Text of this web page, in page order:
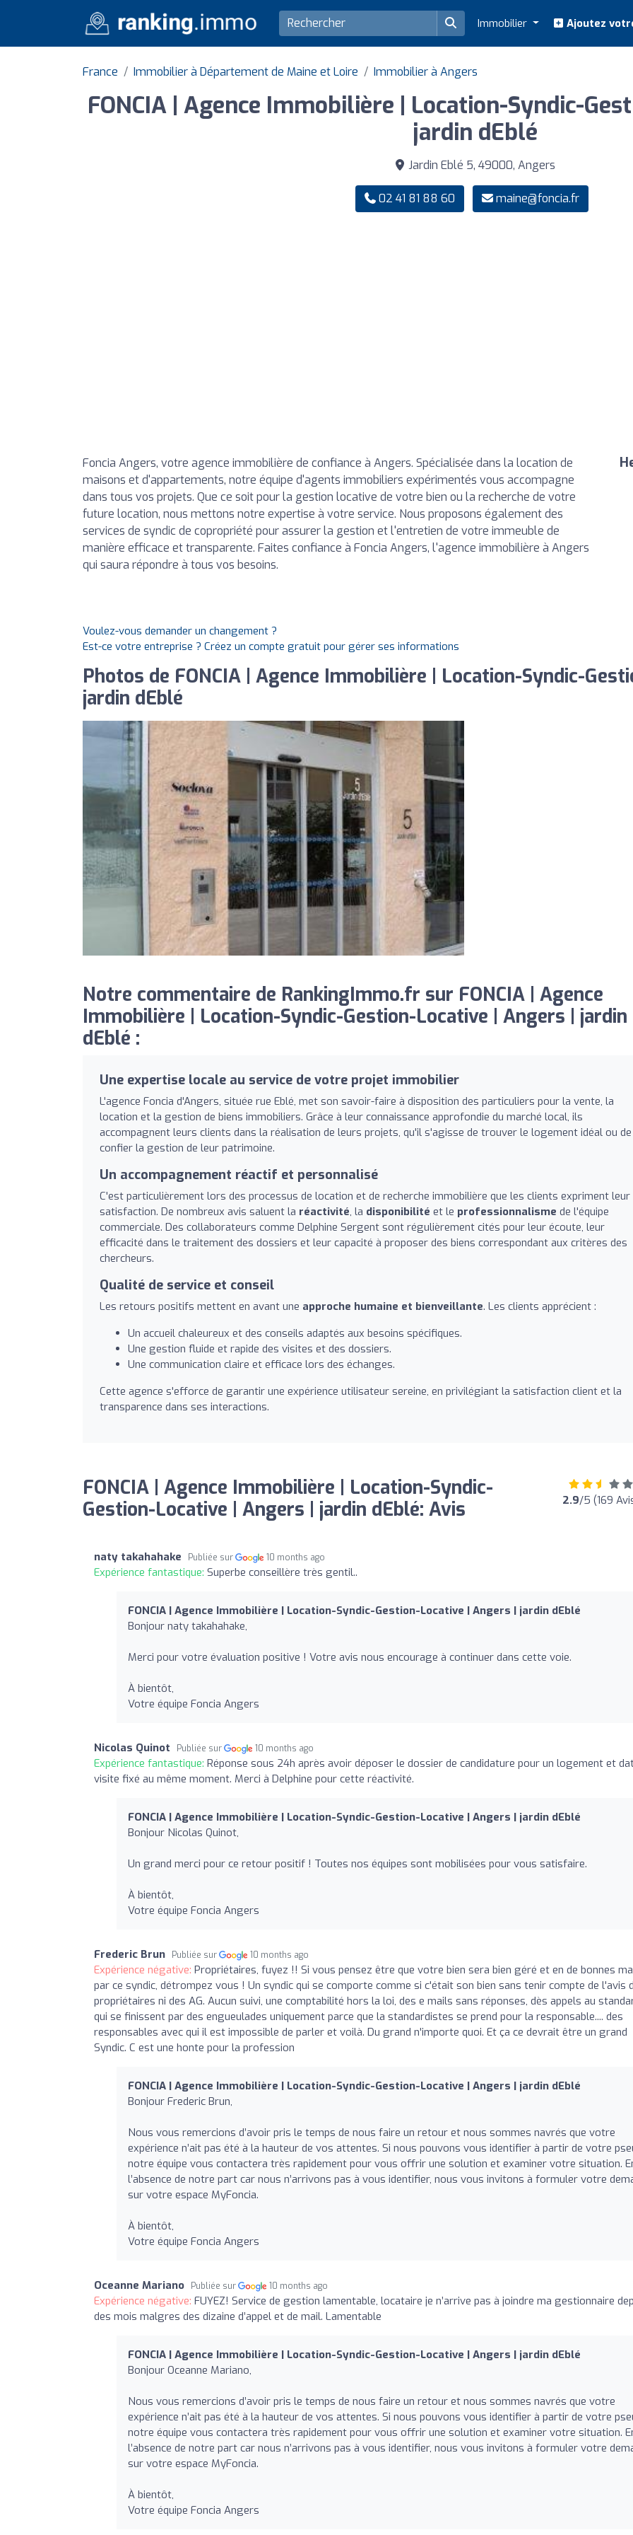
Immobilier Ajoutez
France Immobilier à Département de Maine et Loire Immobilier à Angers
FONCIA | Agence Immobilière | Location-Syndic-
jardin dEblé
Jardin Eblé 5, 49000, Angers
02 41 81 88 60 maine@foncia.fr
Foncia Angers, votre agence immobilière de confiance à Angers. Spécialisée dans la location de
maisons et d'appartements, notre équipe d'agents immobiliers expérimentés vous accompagne
dans tous vos projets. Que ce soit pour la gestion locative de votre bien ou la recherche de votre
future location, nous mettons notre expertise à votre service. Nous proposons également des
services de syndic de copropriété pour assurer la gestion et l'entretien de votre immeuble de
manière efficace et transparente. Faites confiance à Foncia Angers, l'agence immobilière à Angers
qui saura répondre à tous vos besoins.
Voulez-vous demander un changement ?
Est-ce votre entreprise ? Créez un compte gratuit pour gérer ses informations
Photos de FONCIA | Agence Immobilière | Location-Syndic-
jardin dEblé
Notre commentaire de RankingImmo.fr sur FONCIA | Agence
Immobilière | Location-Syndic-Gestion-Locative | Angers | jardin
dEblé :
Une expertise locale au service de votre projet immobilier
L'agence Foncia d'Angers, située rue Eblé, met son savoir-faire à disposition des particuliers pour la vente, la
location et la gestion de biens immobiliers. Grâce à leur connaissance approfondie du marché local, ils
accompagnent leurs clients dans la réalisation de leurs projets, qu'il s'agisse de trouver le logement idéal ou de
confier la gestion de leur patrimoine.
Un accompagnement réactif et personnalisé
C'est particulièrement lors des processus de location et de recherche immobilière que les clients expriment leur
satisfaction. De nombreux avis saluent la réactivité, la disponibilité et le professionnalisme de l'équipe
commerciale. Des collaborateurs comme Delphine Sergent sont régulièrement cités pour leur écoute, leur
efficacité dans le traitement des dossiers et leur capacité à proposer des biens correspondant aux critères des
chercheurs.
Qualité de service et conseil
Les retours positifs mettent en avant une approche humaine et bienveillante. Les clients apprécient :
Un accueil chaleureux et des conseils adaptés aux besoins spécifiques.
Une gestion fluide et rapide des visites et des dossiers.
Une communication claire et efficace lors des échanges.
Cette agence s'efforce de garantir une expérience utilisateur sereine, en privilégiant la satisfaction client et la
transparence dans ses interactions.
FONCIA | Agence Immobilière | Location-Syndic-
Gestion-Locative | Angers | jardin dEblé: Avis
2.9/5 (169
naty takahahake Publiée sur 10 months ago
Expérience fantastique: Superbe conseillère très gentil..
FONCIA | Agence Immobilière | Location-Syndic-Gestion-Locative | Angers | jardin dEblé
Bonjour naty takahahake,
Merci pour votre évaluation positive ! Votre avis nous encourage à continuer dans cette voie.
À bientôt,
Votre équipe Foncia Angers
Nicolas Quinot Publiée sur 10 months ago
Expérience fantastique: Réponse sous 24h après avoir déposer le dossier de candidature pour un logement et
visite fixé au même moment. Merci à Delphine pour cette réactivité.
FONCIA | Agence Immobilière | Location-Syndic-Gestion-Locative | Angers | jardin dEblé
Bonjour Nicolas Quinot,
Un grand merci pour ce retour positif ! Toutes nos équipes sont mobilisées pour vous satisfaire.
À bientôt,
Votre équipe Foncia Angers
Frederic Brun Publiée sur 10 months ago
Expérience négative: Propriétaires, fuyez !! Si vous pensez être que votre bien sera bien géré et en de bonnes
par ce syndic, détrompez vous ! Un syndic qui se comporte comme si c'était son bien sans tenir compte de l'avis
propriétaires ni des AG. Aucun suivi, une comptabilité hors la loi, des e mails sans réponses, dès appels au
qui se finissent par des engueulades uniquement parce que la standardistes se prend pour la responsable.... des
responsables avec qui il est impossible de parler et voilà. Du grand n'importe quoi. Et ça ce devrait être un grand
Syndic. C est une honte pour la profession
FONCIA | Agence Immobilière | Location-Syndic-Gestion-Locative | Angers | jardin dEblé
Bonjour Frederic Brun,
Nous vous remercions d’avoir pris le temps de nous faire un retour et nous sommes navrés que votre
expérience n’ait pas été à la hauteur de vos attentes. Si nous pouvons vous identifier à partir de votre
notre équipe vous contactera très rapidement pour vous offrir une solution et examiner votre situation.
l’absence de notre part car nous n’arrivons pas à vous identifier, nous vous invitons à formuler votre
sur votre espace MyFoncia.
À bientôt,
Votre équipe Foncia Angers
Oceanne Mariano Publiée sur 10 months ago
Expérience négative: FUYEZ! Service de gestion lamentable, locataire je n’arrive pas à joindre ma gestionnaire
des mois malgres des dizaine d’appel et de mail. Lamentable
FONCIA | Agence Immobilière | Location-Syndic-Gestion-Locative | Angers | jardin dEblé
Bonjour Oceanne Mariano,
Nous vous remercions d’avoir pris le temps de nous faire un retour et nous sommes navrés que votre
expérience n’ait pas été à la hauteur de vos attentes. Si nous pouvons vous identifier à partir de votre
notre équipe vous contactera très rapidement pour vous offrir une solution et examiner votre situation.
l’absence de notre part car nous n’arrivons pas à vous identifier, nous vous invitons à formuler votre
sur votre espace MyFoncia.
À bientôt,
Votre équipe Foncia Angers